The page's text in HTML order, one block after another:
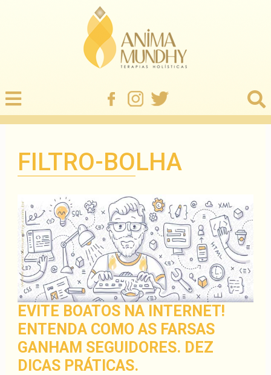
FILTRO-BOLHA
EVITE BOATOS NA INTERNET!
ENTENDA COMO AS FARSAS
GANHAM SEGUIDORES. DEZ
DICAS PRÁTICAS.